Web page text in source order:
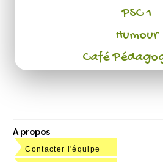
PSC 1
Humour
Café
A propos
Contacter l'équipe